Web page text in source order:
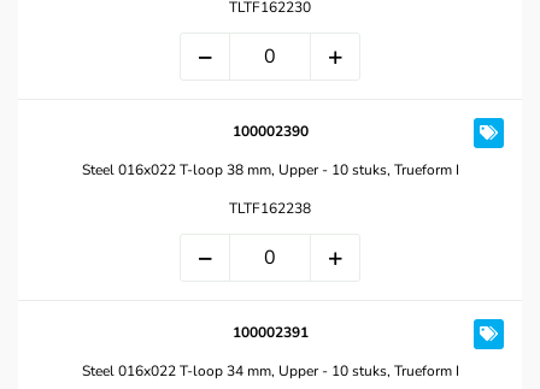
TLTF162230
100002390
Steel 016x022 T-loop 38 mm, Upper - 10 stuks, Trueform I
TLTF162238
100002391
Steel 016x022 T-loop 34 mm, Upper - 10 stuks, Trueform I